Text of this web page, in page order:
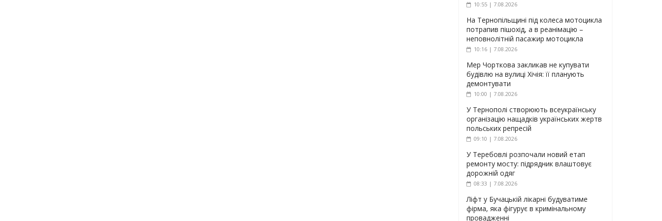
10:55 | 7.08.2026
На Тернопільщині під колеса мотоцикла
потрапив пішохід, а в реанімацію –
неповнолітній пасажир мотоцикла
10:16 | 7.08.2026
Мер Чорткова закликав не купувати
будівлю на вулиці Хічія: її планують
демонтувати
10:00 | 7.08.2026
У Тернополі створюють всеукраїнську
організацію нащадків українських жертв
польських репресій
09:10 | 7.08.2026
У Теребовлі розпочали новий етап
ремонту мосту: підрядник влаштовує
дорожній одяг
08:33 | 7.08.2026
Ліфт у Бучацькій лікарні будуватиме
фірма, яка фігурує в кримінальному
провадженні